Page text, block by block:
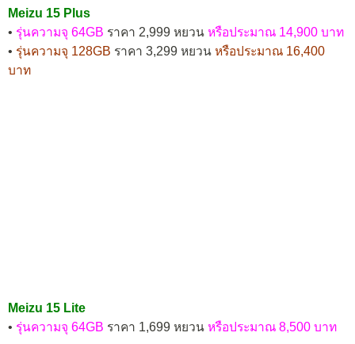
Meizu 15 Plus
• รุ่นความจุ 64GB ราคา 2,999 หยวน หรือประมาณ 14,900 บาท
• รุ่นความจุ 128GB ราคา 3,299 หยวน หรือประมาณ 16,400
บาท
Meizu 15 Lite
• รุ่นความจุ 64GB ราคา 1,699 หยวน หรือประมาณ 8,500 บาท